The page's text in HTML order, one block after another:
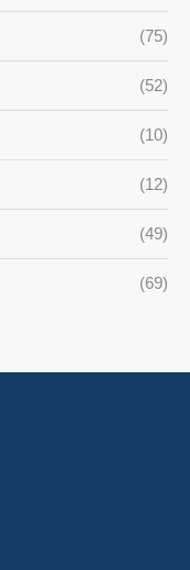
(75)
(52)
(10)
(12)
(49)
(69)